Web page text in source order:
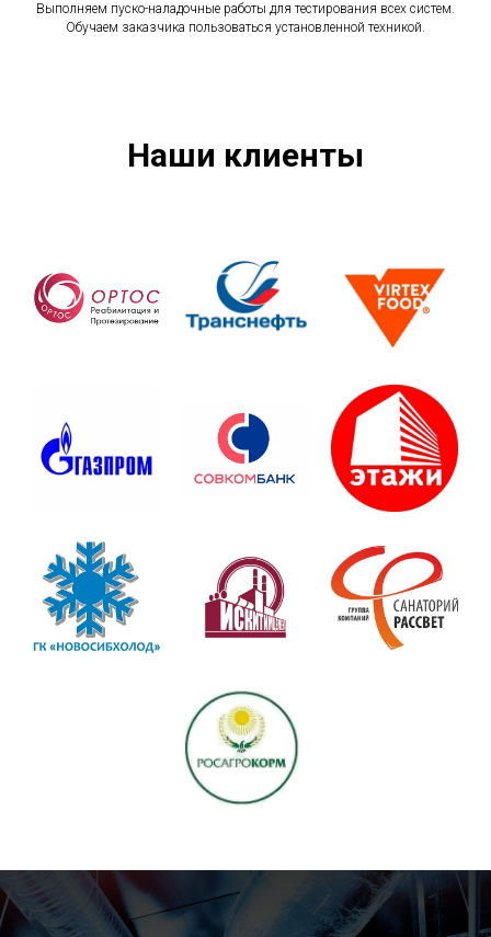
Выполняем пуско-наладочные работы для тестирования всех систем.
Обучаем заказчика пользоваться установленной техникой.
Наши клиенты